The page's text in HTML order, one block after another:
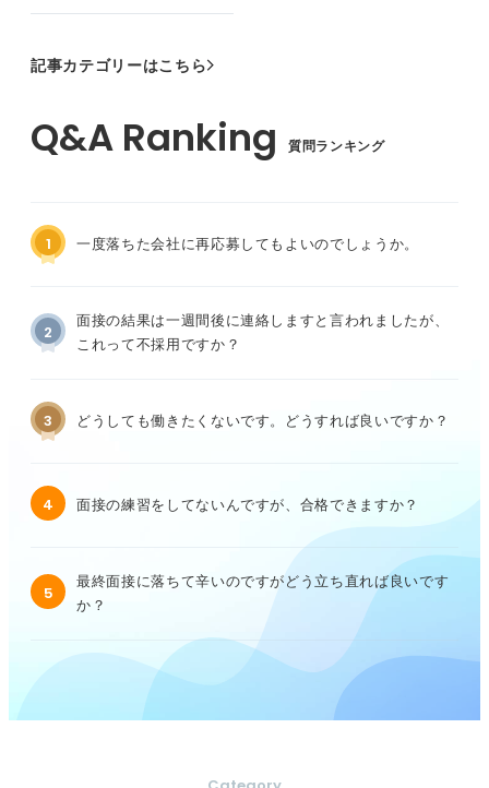
記事カテゴリーはこちら
質問ランキング
1 一度落ちた会社に再応募してもよいのでしょうか。
2
面接の結果は一週間後に連絡しますと言われましたが、
これって不採用ですか？
3 どうしても働きたくないです。どうすれば良いですか？
4 面接の練習をしてないんですが、合格できますか？
5
最終面接に落ちて辛いのですがどう立ち直れば良いです
か？